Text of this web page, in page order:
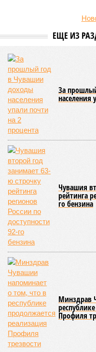
ЕЩЕ ИЗ
За
населения
Чувашия
рейтинга
го бензина
Минздрав
Профиля